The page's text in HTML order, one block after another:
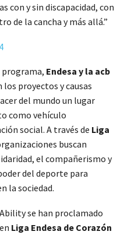
con y sin discapacidad, con
de la cancha y más allá.”
Endesa y la acb
proyectos y causas
del mundo un lugar
como vehículo
social. A través de Liga
buscan
el compañerismo y
del deporte para
la sociedad.
se han proclamado
Liga Endesa de Corazón